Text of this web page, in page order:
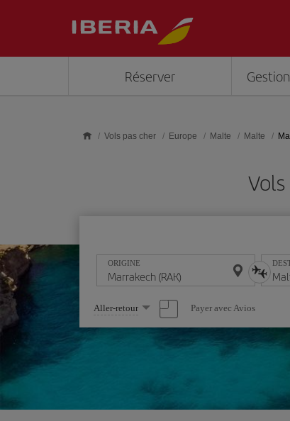
Réserver
Vols pas cher Europe Malte Malte
ORIGINE
Sélectionnez
une
option
Aller-retour Payer avec Avios